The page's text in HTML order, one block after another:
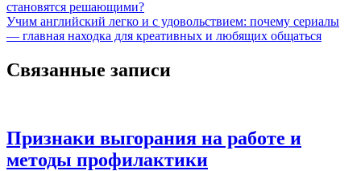
становятся решающими?
Учим английский легко и с удовольствием: почему сериалы
— главная находка для креативных и любящих общаться
Связанные записи
Признаки выгорания на работе и
методы профилактики